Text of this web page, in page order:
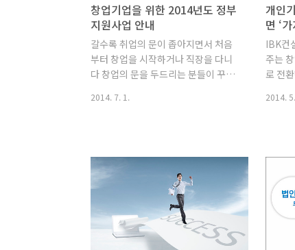
먼저 등록받은 후, 정당한 권리자에게
권리행사를 하거나 영세상인에게 형사
처벌 조항을 앞세워 합의금 등을 요구
할 목적으로 상표를 출원하는 행위는
심사단계에서 거절되도..
시장성
력을
을 가
응 능
후 투
창업기업을 위한 2014년도 정부
지원사업 안내
갈수록 취업의 문이 좁아지면서 처음
부터 창업을 시작하거나 직장을 다니
다 창업의 문을 두드리는 분들이 꾸준
준비하다보면 필요한 시설, 인력, 판로
원제도는 미래창조부, 산업통상자원
부, 중기청, 보건복지부 등 여러 정부부
처에서 다양한 지원사업을 마련하여
운영하고 있는데요. 오늘은 중소기업
청(중소기업진흥공단, 창업진흥원)과
한국콘텐츠진흥원을 중심으로 청년창
2014. 7. 1.
개인
면 ‘
IBK컨
주는
로 전
다. 일
원칙
가지
금'이
계정
리하
2014.